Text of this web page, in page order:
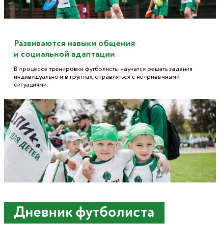
Развиваются навыки общения
и социальной адаптации
В процессе тренировки футболисты научатся решать задания
индивидуально и в группах, справляться с непривычными
ситуациями.
Дневник футболиста